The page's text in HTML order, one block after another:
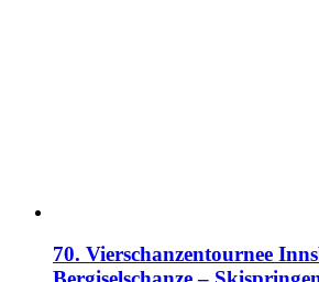
70. Vierschanzentournee